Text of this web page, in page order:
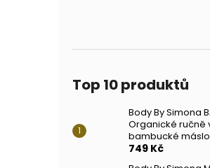
Top 10 produktů
Body By Simona
Organické ručně
bambucké
749 Kč